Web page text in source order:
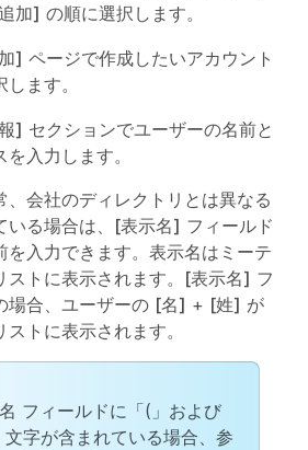
加] の順に選択します。
] ページで作成したいアカウント
ます。
] セクションでユーザーの名前と
入力します。
、会社のディレクトリとは異なる
る場合は、 [表示名] フィールド
入力できます。 表示名はミーテ
トに表示されます。 [表示名] フ
場合、ユーザーの [名] + [姓] が
トに表示されます。
フィールドに「(」および
文字が含まれている場合、参